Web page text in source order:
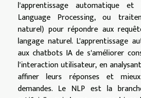
l'apprentissage automatique
Language Processing, ou
naturel) pour répondre aux
langage naturel. L'apprentissage
aux chatbots IA de s'améliorer
l'interaction utilisateur, en
affiner leurs réponses et
demandes. Le NLP est la